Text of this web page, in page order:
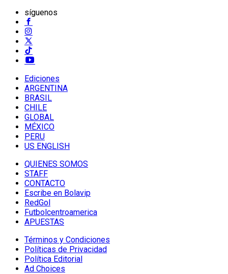
síguenos
Ediciones
ARGENTINA
BRASIL
CHILE
GLOBAL
MÉXICO
PERU
US ENGLISH
QUIENES SOMOS
STAFF
CONTACTO
Escribe en Bolavip
RedGol
Futbolcentroamerica
APUESTAS
Términos y Condiciones
Políticas de Privacidad
Política Editorial
Ad Choices